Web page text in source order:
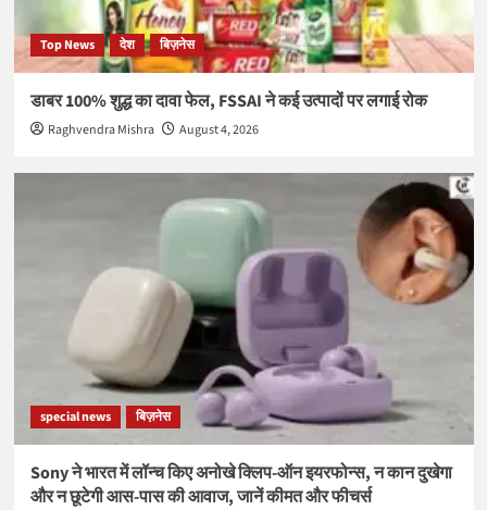
Top News देश बिज़नेस
डाबर 100% शुद्ध का दावा फेल, FSSAI ने कई उत्पादों पर लगाई रोक
Raghvendra Mishra August 4, 2026
special news बिज़नेस
Sony ने भारत में लॉन्च किए अनोखे क्लिप-ऑन इयरफोन्स, न कान दुखेगा
और न छूटेगी आस-पास की आवाज, जानें कीमत और फीचर्स